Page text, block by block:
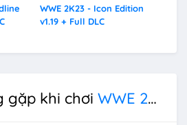
WWE 2K23 - Icon Edition
v1.19 + Full DLC
gặp khi chơi WWE 2k19